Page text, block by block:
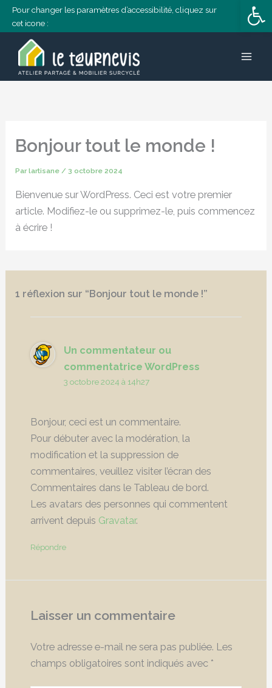
Ouvrir
principal
Aller
contenu
Pour changer les paramètres d’accessibilité, cliquez sur
cet icone :
Bonjour tout le monde !
Parlartisane/ 3 octobre 2024
Bienvenue sur WordPress. Ceci est votre premier
article. Modifiez-le ou supprimez-le, puis commencez
à écrire !
1 réflexion sur “Bonjour tout le monde !”
Un commentateur ou
commentatrice WordPress
3 octobre 2024 à 14h27
Bonjour, ceci est un commentaire.
Pour débuter avec la modération, la
modification et la suppression de
commentaires, veuillez visiter l’écran des
Commentaires dans le Tableau de bord.
Les avatars des personnes qui commentent
arrivent depuis Gravatar.
Répondre
Laisser un commentaire
Votre adresse e-mail ne sera pas publiée. Les
champs obligatoires sont indiqués avec *